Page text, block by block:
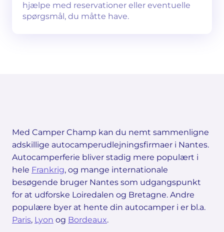
hjælpe med reservationer eller eventuelle
spørgsmål, du måtte have.
Med Camper Champ kan du nemt sammenligne
adskillige autocamperudlejningsfirmaer i Nantes.
Autocamperferie bliver stadig mere populært i
hele Frankrig, og mange internationale
besøgende bruger Nantes som udgangspunkt
for at udforske Loiredalen og Bretagne. Andre
populære byer at hente din autocamper i er bl.a.
Paris, Lyon og Bordeaux.